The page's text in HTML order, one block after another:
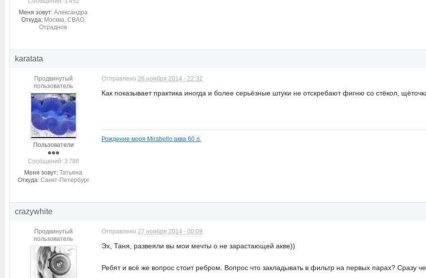
Меня зовут: Александра
Откуда: Москва, СВАО,
Отрадное
karatata
Продвинутый
пользователь
Пользователи
Cообщений: 3 788
Меня зовут: Татьяна
Откуда: Санкт-Петербург
Отправлено 26 ноября 2014 - 22:32
Как показывает практика иногда и более серьёзные штуки не отскребают фигню со стёкол,
Рождение моря Mirabello аква 60 л.
crazywhite
Продвинутый
пользователь
Отправлено 27 ноября 2014 - 00:09
Эх, Таня, развеяли вы мои мечты о не зарастающей акве))
Ребят и всё же вопрос стоит ребром. Вопрос что закладывать в фильтр на первых парах? Сразу